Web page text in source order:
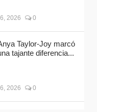
2026 0
Taylor-Joy marcó
tajante diferencia...
2026 0